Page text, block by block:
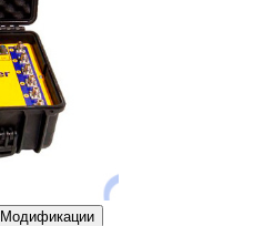
Модификации